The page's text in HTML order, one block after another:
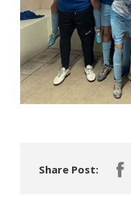
Share Post: